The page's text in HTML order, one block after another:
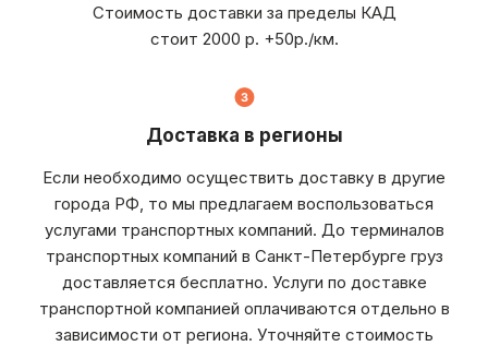
Стоимость доставки за пределы КАД
стоит 2000 р. +50р./км.
Доставка в регионы
Если необходимо осуществить доставку в другие
города РФ, то мы предлагаем воспользоваться
услугами транспортных компаний. До терминалов
транспортных компаний в Санкт-Петербурге груз
доставляется бесплатно. Услуги по доставке
транспортной компанией оплачиваются отдельно в
зависимости от региона. Уточняйте стоимость